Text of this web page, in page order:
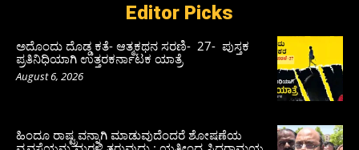
Editor Picks
ಅದೊಂದು ದೊಡ್ಡ ಕತೆ- ಆತ್ಮಕಥನ ಸರಣಿ- 27- ಪುಸ್ತಕ
ಪ್ರತಿನಿಧಿಯಾಗಿ ಉತ್ತರಕರ್ನಾಟಕ ಯಾತ್ರೆ
August 6, 2026
ಹಿಂದೂ ರಾಷ್ಟ್ರವನ್ನಾಗಿ ಮಾಡುವುದೆಂದರೆ ಶೋಷಣೆಯ